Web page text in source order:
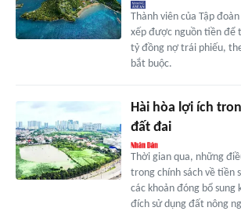
Thành viên của Tập
xếp được nguồn tiền để
tỷ đồng nợ trái phiếu,
bắt buộc.
Hài hòa lợi ích
đất đai
Thời gian qua, những
trong chính sách về tiền
các khoản đóng bổ sung
đích sử dụng đất nông